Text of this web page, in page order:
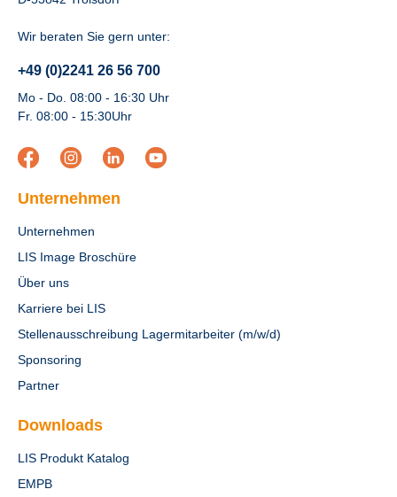
Wir beraten Sie gern unter:
+49 (0)2241 26 56 700
Mo - Do. 08:00 - 16:30 Uhr
Fr. 08:00 - 15:30Uhr
Unternehmen
Unternehmen
LIS Image Broschüre
Über uns
Karriere bei LIS
Stellenausschreibung Lagermitarbeiter (m/w/d)
Sponsoring
Partner
Downloads
LIS Produkt Katalog
EMPB